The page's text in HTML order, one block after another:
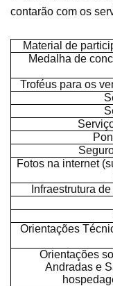
contarão com os
Material de
Medalha de
Troféus para os
Fotos na internet
Infraestrutura
Orientações
Orientações
Andradas e